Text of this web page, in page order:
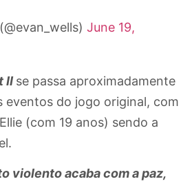
June 19,
IIse passa aproximadamente
eventos do jogo original, com
(com 19 anos) sendo a
violento acaba com a paz,